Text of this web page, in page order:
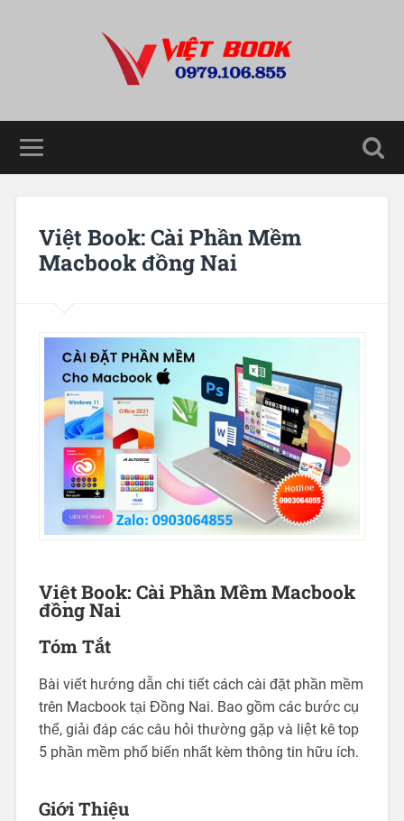
Việt Book: Cài Phần Mềm
Macbook đồng Nai
Việt Book: Cài Phần Mềm Macbook
đồng Nai
Tóm Tắt
Bài viết hướng dẫn chi tiết cách cài đặt phần mềm
trên Macbook tại Đồng Nai. Bao gồm các bước cụ
thể, giải đáp các câu hỏi thường gặp và liệt kê top
5 phần mềm phổ biến nhất kèm thông tin hữu ích.
Giới Thiệu